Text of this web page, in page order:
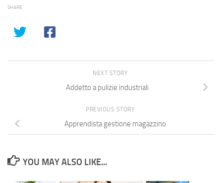
SHARE
NEXT STORY
Addetto a pulizie industriali
PREVIOUS STORY
Apprendista gestione magazzino
YOU MAY ALSO LIKE...